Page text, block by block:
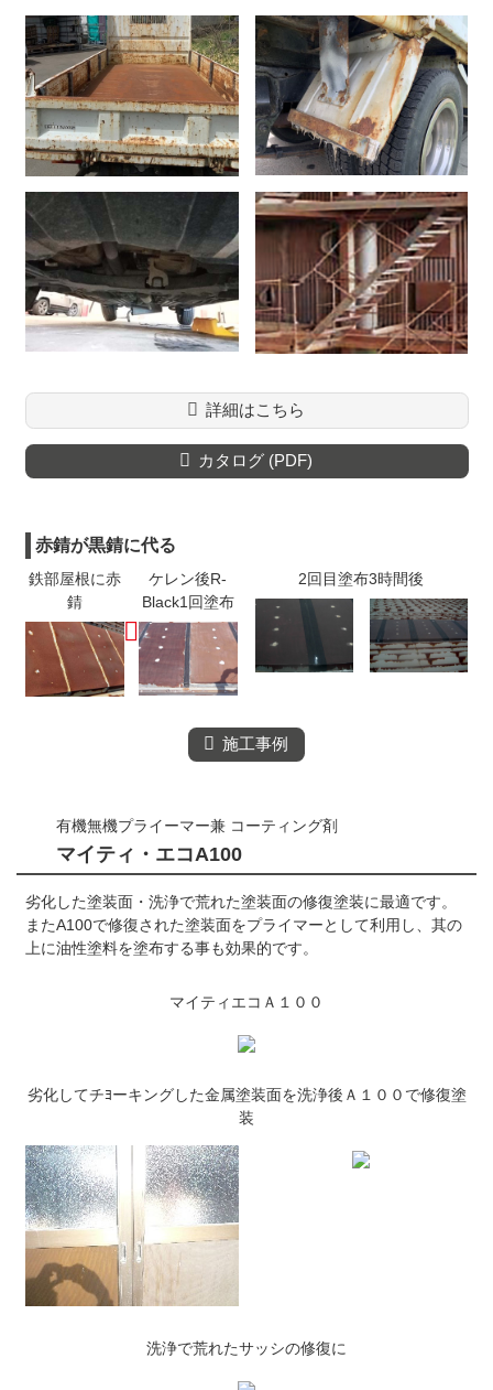
詳細はこちら
カタログ (PDF)
赤錆が黒錆に代る
鉄部屋根に赤
錆
ケレン後R-
Black1回塗布
2回目塗布3時間後
施工事例
有機無機プライーマー兼 コーティング剤
マイティ・エコA100
劣化した塗装面・洗浄で荒れた塗装面の修復塗装に最適です。
またA100で修復された塗装面をプライマーとして利用し、其の
上に油性塗料を塗布する事も効果的です。
マイティエコＡ１００
劣化してチﾖーキングした金属塗装面を洗浄後Ａ１００で修復塗
装
洗浄で荒れたサッシの修復に